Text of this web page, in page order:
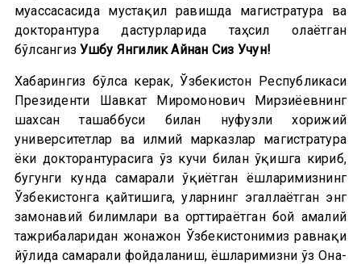
муассасасида мустақил равишда магистратура ва
докторантура дастурларида таҳсил олаётган
бўлсангизУшбу Янгилик Айнан Сиз Учун!
Хабарингиз бўлса керак, Ўзбекистон Республикаси
Президенти Шавкат Миромонович Мирзиёевнинг
шахсан ташаббуси билан нуфузли хорижий
университетлар ва илмий марказлар магистратура
ёки докторантурасига ўз кучи билан ўқишга кириб,
бугунги кунда самарали ўқиётган ёшларимизнинг
Ўзбекистонга қайтишига, уларнинг эгаллаётган энг
замонавий билимлари ва орттираётган бой амалий
тажрибаларидан жонажон Ўзбекистонимиз равнақи
йўлида самарали фойдаланиш, ёшларимизни ўз Она-